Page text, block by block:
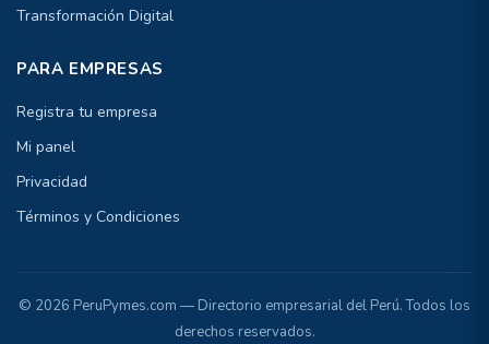
Transformación Digital
PARA EMPRESAS
Registra tu empresa
Mi panel
Privacidad
Términos y Condiciones
© 2026 PeruPymes.com — Directorio empresarial del Perú. Todos los
derechos reservados.